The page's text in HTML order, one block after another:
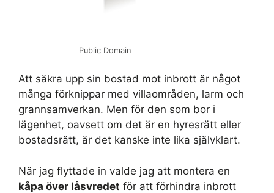
Public Domain
Att säkra upp sin bostad mot inbrott är något
många förknippar med villaområden, larm och
grannsamverkan. Men för den som bor i
lägenhet, oavsett om det är en hyresrätt eller
bostadsrätt, är det kanske inte lika självklart.
När jag flyttade in valde jag att montera en
kåpa över låsvredet för att förhindra inbrott